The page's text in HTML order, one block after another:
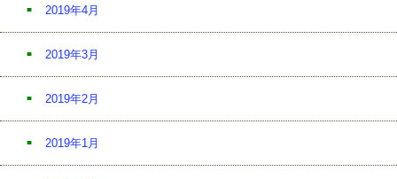
2019年4月
2019年3月
2019年2月
2019年1月